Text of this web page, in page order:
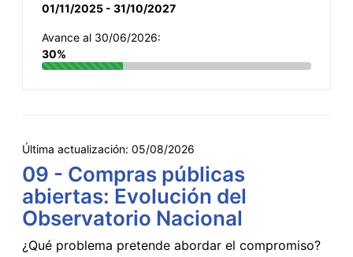
01/11/2025 - 31/10/2027
Avance al 30/06/2026:
30%
Última actualización: 05/08/2026
09 - Compras públicas
abiertas: Evolución del
Observatorio Nacional
¿Qué problema pretende abordar el compromiso?